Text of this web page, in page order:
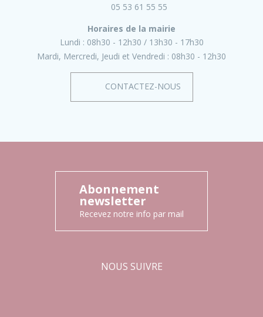
05 53 61 55 55
Horaires de la mairie
Lundi : 08h30 - 12h30
13h30 - 17h30
Mardi, Mercredi, Jeudi et Vendredi : 08h30 - 12h30
CONTACTEZ-NOUS
Abonnement
newsletter
Recevez notre info par mail
NOUS SUIVRE